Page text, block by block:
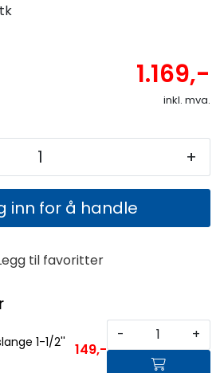
1.169,-
inkl. mva.
+
inn for å handle
til favoritter
1-1/2'' 149,-
- +